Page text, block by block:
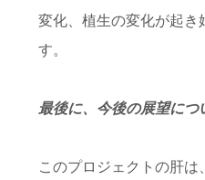
変化、植生の変化が起き
す。
最後に、今後の展望につ
このプロジェクトの肝